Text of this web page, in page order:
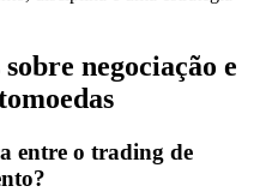
negociação e
entre o trading de